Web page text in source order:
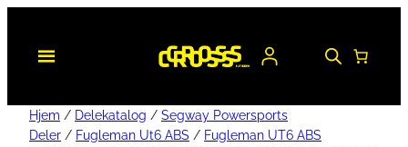
Hjem / Delekatalog / Segway Powersports
Deler / Fugleman Ut6 ABS / Fugleman UT6 ABS